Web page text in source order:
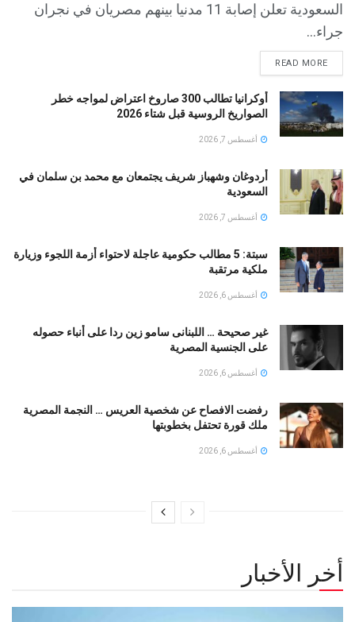
السعودية تعلن إصابة 11 مدنيا بينهم مصريان في نجران
جراء...
READ MORE
أوكرانيا تطالب 300 صاروخ اعتراض لمواجه خطر
الصواريخ الروسية قبل شتاء 2026
أغسطس 7, 2026
أردوغان وشهباز شريف يجتمعان مع محمد بن سلمان في
السعودية
أغسطس 7, 2026
سبتة: 5 مطالب حكومية عاجلة لاحتواء أزمة اللجوء وزيارة
ملكية مرتقبة
أغسطس 6, 2026
غير صحيحة … اللبنانى سامو زين ردا على أنباء حصوله
على الجنسية المصرية
أغسطس 6, 2026
رفضت الافصاح عن شخصية العريس … النجمة المصرية
ملك قورة تحتفل بخطوبتها
أغسطس 6, 2026
أخر الأخبار